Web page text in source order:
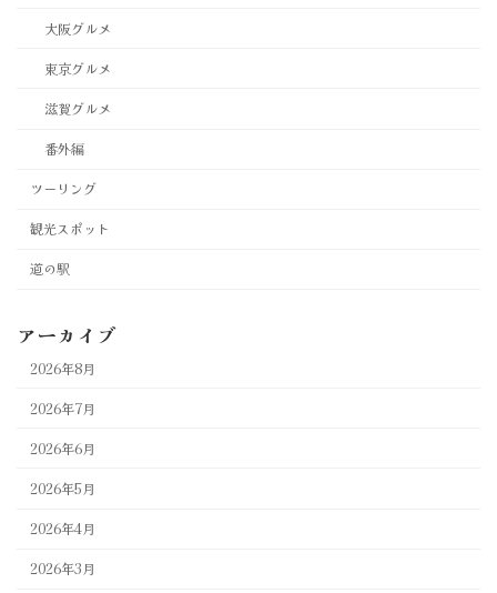
大阪グルメ
東京グルメ
滋賀グルメ
番外編
ツーリング
観光スポット
道の駅
アーカイブ
2026年8月
2026年7月
2026年6月
2026年5月
2026年4月
2026年3月